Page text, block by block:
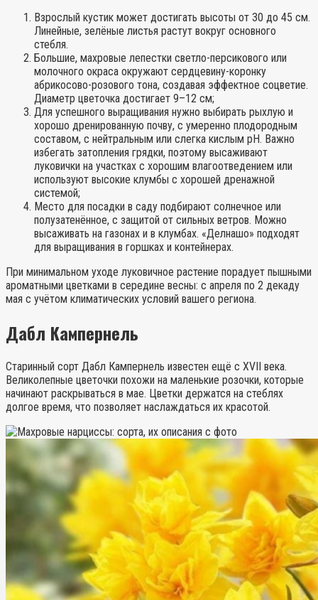
Взрослый кустик может достигать высоты от 30 до 45 см.
Линейные, зелёные листья растут вокруг основного
стебля.
Большие, махровые лепестки светло-персикового или
молочного окраса окружают сердцевину-коронку
абрикосово-розового тона, создавая эффектное соцветие.
Диаметр цветочка достигает 9–12 см;
Для успешного выращивания нужно выбирать рыхлую и
хорошо дренированную почву, с умеренно плодородным
составом, с нейтральным или слегка кислым pH. Важно
избегать затопления грядки, поэтому высаживают
луковички на участках с хорошим влагоотведением или
используют высокие клумбы с хорошей дренажной
системой;
Место для посадки в саду подбирают солнечное или
полузатенённое, с защитой от сильных ветров. Можно
высаживать на газонах и в клумбах. «Делнашо» подходят
для выращивания в горшках и контейнерах.
При минимальном уходе луковичное растение порадует пышными
ароматными цветками в середине весны: с апреля по 2 декаду
мая с учётом климатических условий вашего региона.
Дабл Кампернель
Старинный сорт Дабл Кампернель известен ещё с XVII века.
Великолепные цветочки похожи на маленькие розочки, которые
начинают раскрываться в мае. Цветки держатся на стеблях
долгое время, что позволяет наслаждаться их красотой.